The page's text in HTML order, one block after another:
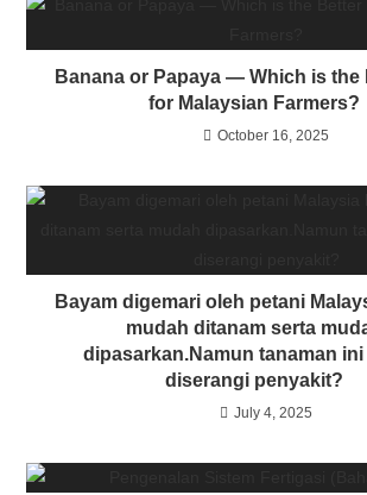
Banana or Papaya — Which is the
for Malaysian Farmers?
October 16, 2025
Bayam digemari oleh petani
mudah ditanam serta
dipasarkan.Namun tanaman
diserangi penyakit?
July 4, 2025